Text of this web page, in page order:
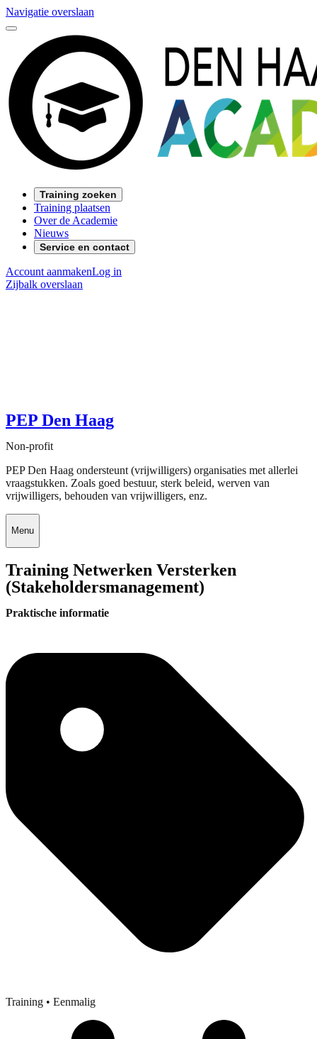
Navigatie overslaan
Training zoeken
Training plaatsen
Over de Academie
Nieuws
Service en contact
Account aanmakenLog in
Zijbalk overslaan
PEP Den Haag
Non-profit
PEP Den Haag ondersteunt (vrijwilligers) organisaties met allerlei
vraagstukken. Zoals goed bestuur, sterk beleid, werven van
vrijwilligers, behouden van vrijwilligers, enz.
Menu
Training Netwerken Versterken
(Stakeholdersmanagement)
Praktische informatie
Training • Eenmalig